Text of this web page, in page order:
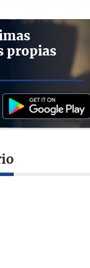
propias